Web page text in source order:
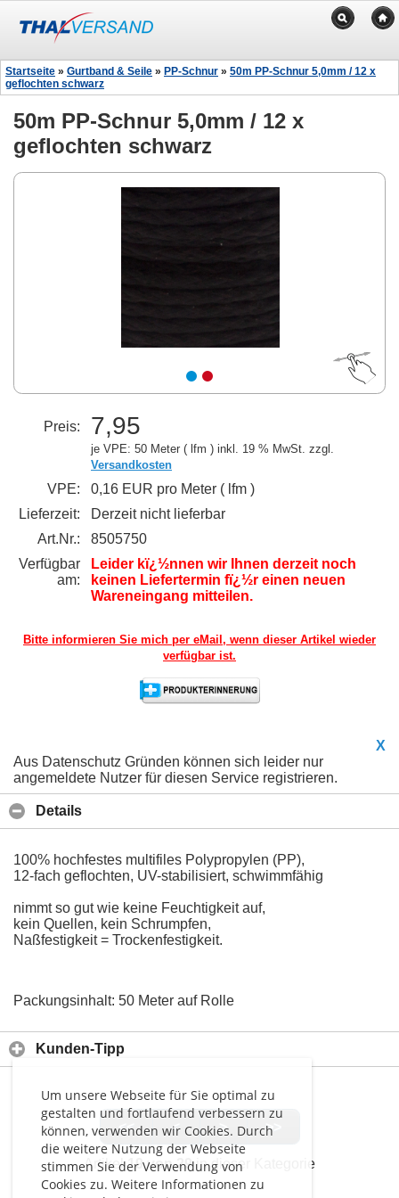
Um unsere Webseite für Sie optimal zu
gestalten und fortlaufend verbessern zu
können, verwenden wir Cookies. Durch
die weitere Nutzung der Webseite
stimmen Sie der Verwendung von
Cookies zu. Weitere Informationen zu
Startseite » Gurtband & Seile » PP-Schnur » 50m PP-Schnur 5,0mm / 12 x
geflochten schwarz
50m PP-Schnur 5,0mm / 12 x
geflochten schwarz
Preis: 7,95
je VPE: 50 Meter ( lfm ) inkl. 19 % MwSt. zzgl.
Versandkosten
VPE:
0,16 EUR pro Meter ( lfm )
Lieferzeit:
Derzeit nicht lieferbar
Art.Nr.:
8505750
Verfügbar
am:
Leider kï¿½nnen wir Ihnen derzeit noch
keinen Liefertermin fï¿½r einen neuen
Wareneingang mitteilen.
Bitte informieren Sie mich per eMail, wenn dieser Artikel wieder
verfügbar ist.
X
Aus Datenschutz Gründen können sich leider nur
angemeldete Nutzer für diesen Service registrieren.
Details
100% hochfestes multifiles Polypropylen (PP),
12-fach geflochten, UV-stabilisiert, schwimmfähig
nimmt so gut wie keine Feuchtigkeit auf,
kein Quellen, kein Schrumpfen,
Naßfestigkeit = Trockenfestigkeit.
Packungsinhalt: 50 Meter auf Rolle
Kunden-Tipp
<< < > >>
Artikel19 von 29in dieser Kategorie